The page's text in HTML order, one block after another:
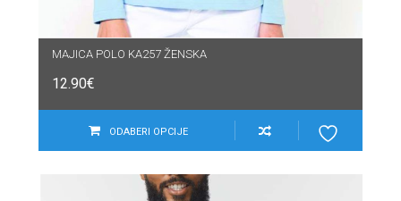
MAJICA POLO KA257 ŽENSKA
12.90€
ODABERI OPCIJE